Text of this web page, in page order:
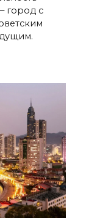
город с